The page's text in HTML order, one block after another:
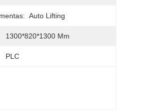
Auto Lifting
1300*820*1300 Mm
PLC